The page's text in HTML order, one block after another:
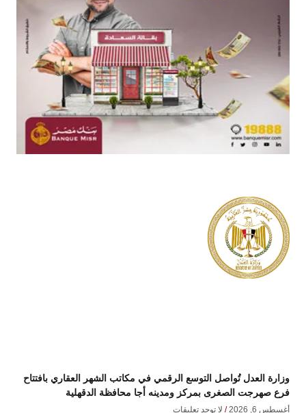
وزارة العدل تُواصل التوسع الرقمي في مكاتب الشهر العقاري بافتتاح
فرع صهرجت الصغرى بمركز ومدينه أجا محافظة الدقهلية
أغسطس 6, 2026 لا توجد تعليقات